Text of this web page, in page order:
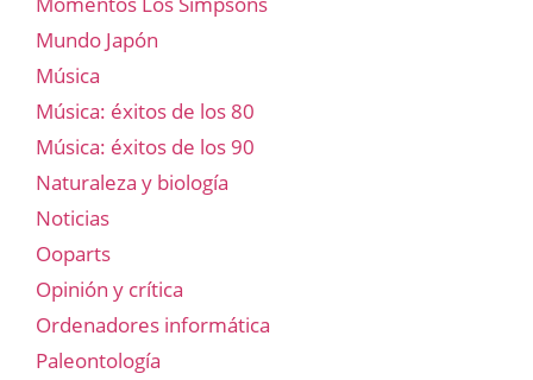
Mundo Japón
Música
Música: éxitos de los 80
Música: éxitos de los 90
Naturaleza y biología
Noticias
Ooparts
Opinión y crítica
Ordenadores informática
Paleontología